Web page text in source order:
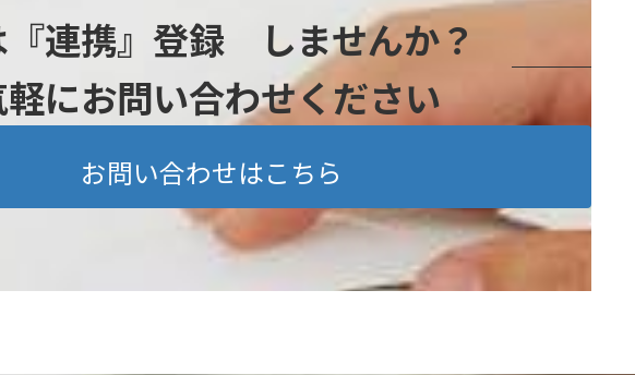
『連携』登録 しませんか？
にお問い合わせください
お問い合わせはこちら